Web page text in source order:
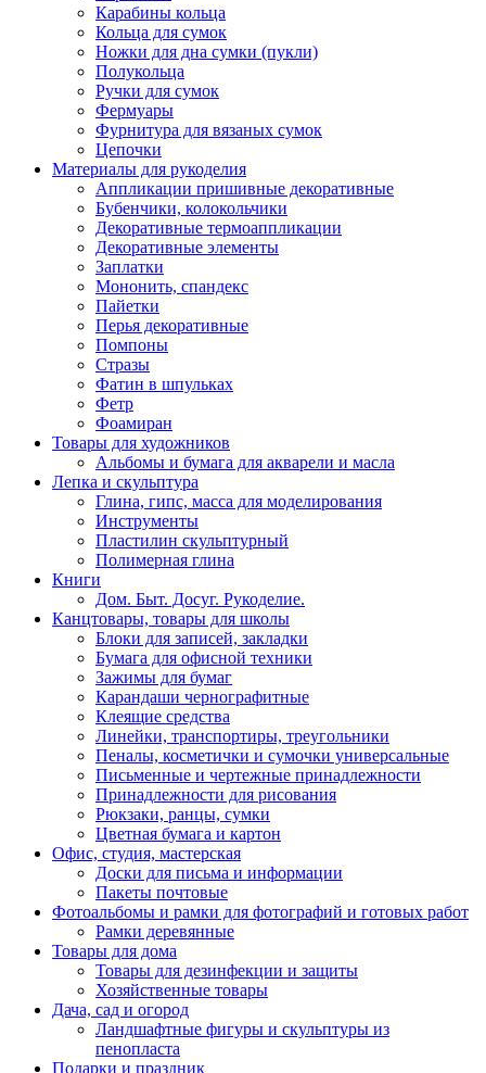
Карабины кольца
Кольца для сумок
Ножки для дна сумки (пукли)
Полукольца
Ручки для сумок
Фермуары
Фурнитура для вязаных сумок
Цепочки
Материалы для рукоделия
Аппликации пришивные декоративные
Бубенчики, колокольчики
Декоративные термоаппликации
Декоративные элементы
Заплатки
Мононить, спандекс
Пайетки
Перья декоративные
Помпоны
Стразы
Фатин в шпульках
Фетр
Фоамиран
Товары для художников
Альбомы и бумага для акварели и масла
Лепка и скульптура
Глина, гипс, масса для моделирования
Инструменты
Пластилин скульптурный
Полимерная глина
Книги
Дом. Быт. Досуг. Рукоделие.
Канцтовары, товары для школы
Блоки для записей, закладки
Бумага для офисной техники
Зажимы для бумаг
Карандаши чернографитные
Клеящие средства
Линейки, транспортиры, треугольники
Пеналы, косметички и сумочки универсальные
Письменные и чертежные принадлежности
Принадлежности для рисования
Рюкзаки, ранцы, сумки
Цветная бумага и картон
Офис, студия, мастерская
Доски для письма и информации
Пакеты почтовые
Фотоальбомы и рамки для фотографий и готовых работ
Рамки деревянные
Товары для дома
Товары для дезинфекции и защиты
Хозяйственные товары
Дача, сад и огород
Ландшафтные фигуры и скульптуры из
пенопласта
Подарки и праздник